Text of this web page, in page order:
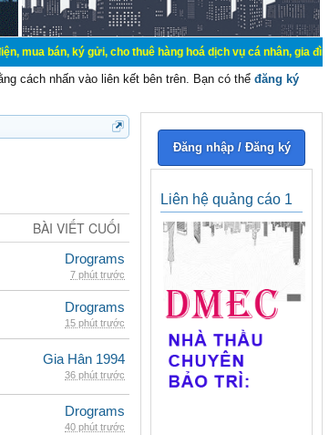
gửi, cho thuê hàng hoá dịch vụ cá nhân, gia đình. Mua
cách nhấn vào liên kết bên trên. Bạn có thể đăng ký
BÀI VIẾT CUỐI
Drograms
7 phút trước
Drograms
15 phút trước
Gia Hân 1994
36 phút trước
Drograms
40 phút trước
Đăng nhập / Đăng ký
Liên hệ quảng cáo 1